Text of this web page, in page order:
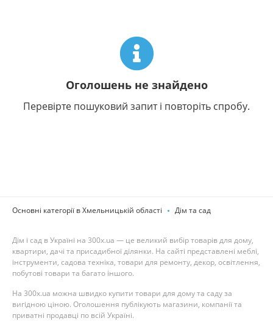
Оголошень не знайдено
Перевірте пошуковий запит і повторіть спробу.
Основні категорії в Хмельницькій області Дім та сад
Дім і сад в Україні на 300x.ua — це великий вибір товарів для дому,
квартири, дачі та присадибної ділянки. На сайті представлені меблі,
інструменти, садова техніка, товари для ремонту, декор, освітлення,
побутові товари та багато іншого.
На 300x.ua можна швидко купити товари для дому та саду за
вигідною ціною. Оголошення публікують магазини, компанії та
приватні продавці по всій Україні.